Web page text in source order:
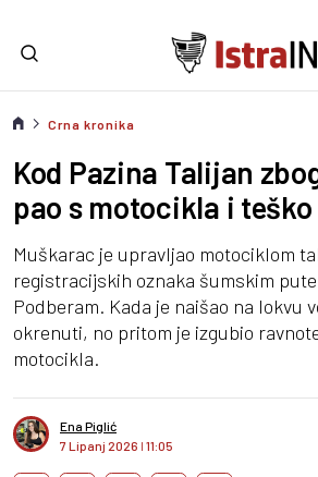
Crna kronika
Kod Pazina Talijan
pao s motocikla i
Muškarac je upravljao motociklom
registracijskih oznaka šumskim
Podberam. Kada je naišao na lokvu
okrenuti, no pritom je izgubio
motocikla.
Ena Piglić
7 Lipanj 2026 I 11:05